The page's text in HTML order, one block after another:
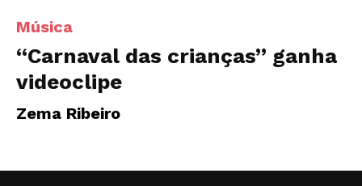
Música
“Carnaval das crianças” ganha
videoclipe
Zema Ribeiro